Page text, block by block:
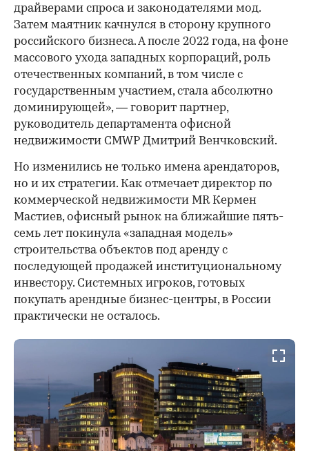
драйверами спроса и законодателями мод.
Затем маятник качнулся в сторону крупного
российского бизнеса. А после 2022 года, на фоне
массового ухода западных корпораций, роль
отечественных компаний, в том числе с
государственным участием, стала абсолютно
доминирующей», — говорит партнер,
руководитель департамента офисной
недвижимости CMWP Дмитрий Венчковский.
Но изменились не только имена арендаторов,
но и их стратегии. Как отмечает директор по
коммерческой недвижимости MR Кермен
Мастиев, офисный рынок на ближайшие пять-
семь лет покинула «западная модель»
строительства объектов под аренду с
последующей продажей институциональному
инвестору. Системных игроков, готовых
покупать арендные бизнес-центры, в России
практически не осталось.